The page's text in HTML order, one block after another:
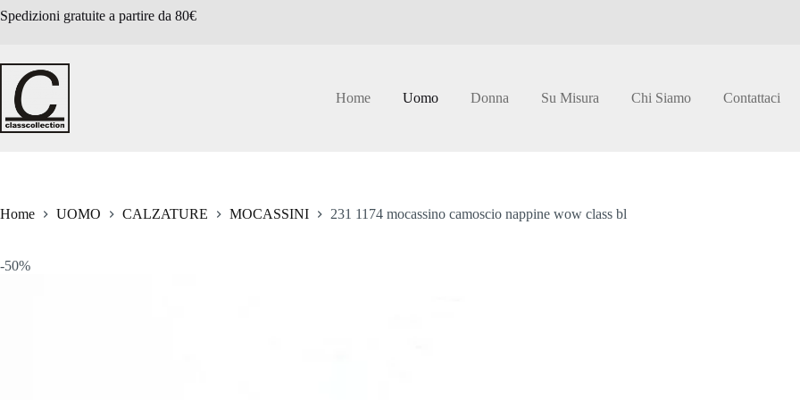
al
Spedizioni gratuite a partire da 80€
Home Uomo Donna Su Misura Chi Siamo Contattaci
Home UOMO CALZATURE MOCASSINI 231 1174 mocassino camoscio nappine wow class bl
-50%